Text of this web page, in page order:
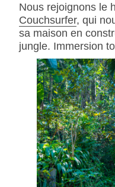
Nous rejoignons le
Couchsurfer, qui
sa maison en
jungle. Immersion